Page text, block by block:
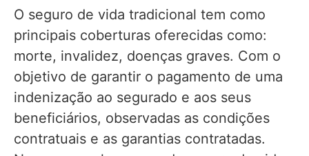
O seguro de vida tradicional tem como
principais coberturas oferecidas como:
morte, invalidez, doenças graves. Com o
objetivo de garantir o pagamento de uma
indenização ao segurado e aos seus
beneficiários, observadas as condições
contratuais e as garantias contratadas.